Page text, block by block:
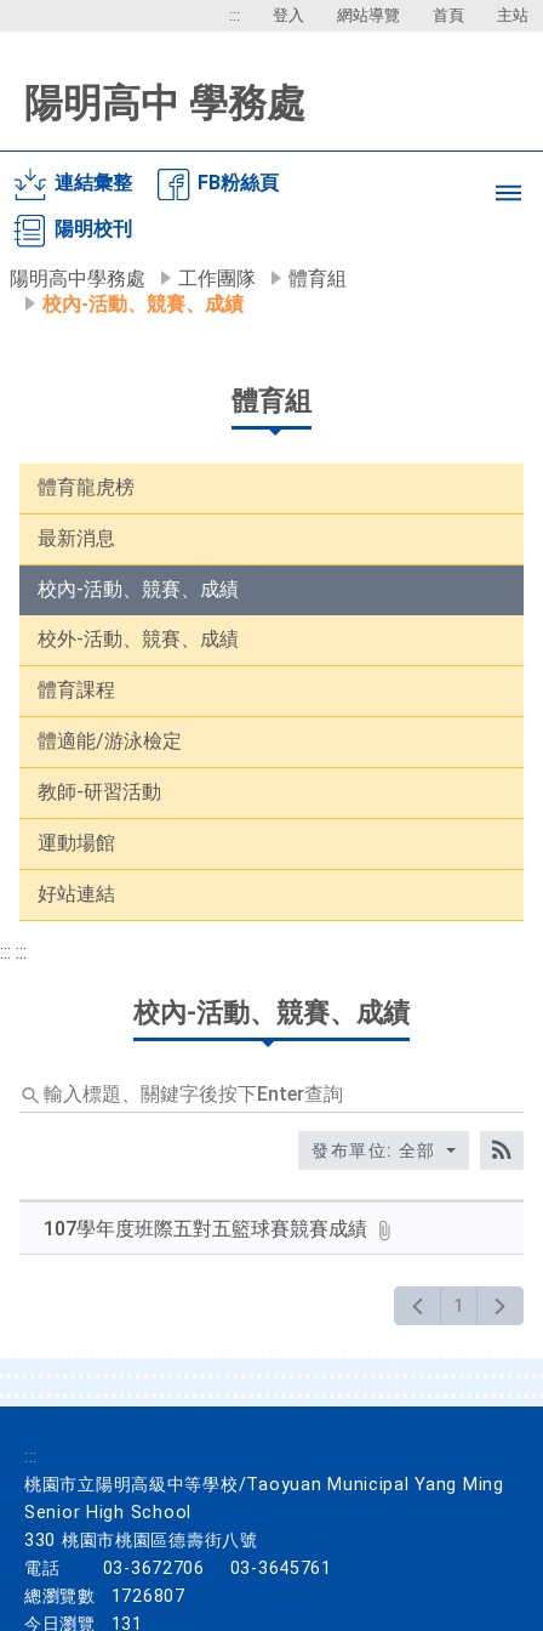
陽明高中 學務處
連結彙整
FB粉絲頁
陽明校刊
::: 登入 網站導覽 首頁 主站
陽明高中學務處 工作團隊
體育組
校內-活動、競賽、成績
體育組
體育龍虎榜
最新消息
校內-活動、競賽、成績
校外-活動、競賽、成績
體育課程
體適能/游泳檢定
教師-研習活動
運動場館
好站連結
::: :::
校內-活動、競賽、成績
輸
入
查
發布單位: 全部
107學年度班際五對五籃球賽競賽成績
1
:::
桃園市立陽明高級中等學校/Taoyuan Municipal Yang Ming
Senior High School
330 桃園市桃園區德壽街八號
電話
03-3672706
03-3645761
總瀏覽數
1726807
今日瀏覽
131